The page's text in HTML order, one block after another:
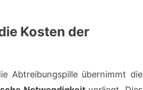
Kosten der
Abtreibungspille übernimmt die